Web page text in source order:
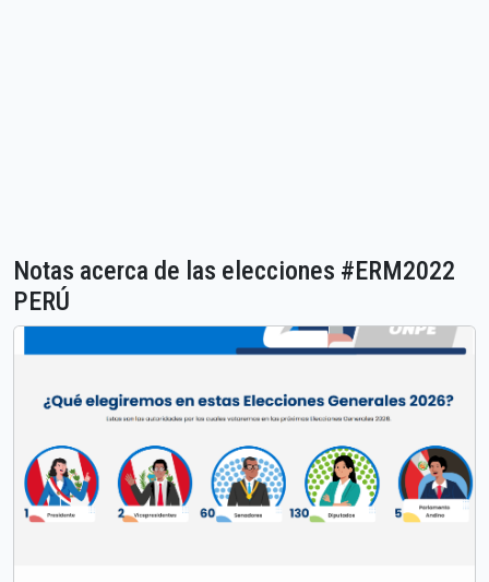
Notas acerca de las elecciones #ERM2022
PERÚ